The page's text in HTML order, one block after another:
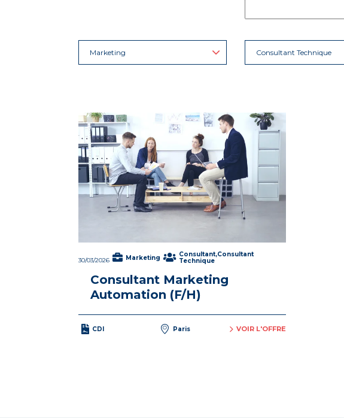
Marketing Consultant Technique
30/03/2026 Marketing
Consultant,Consultant
Technique
Consultant Marketing
Automation (F/H)
CDI Paris VOIR L'OFFRE